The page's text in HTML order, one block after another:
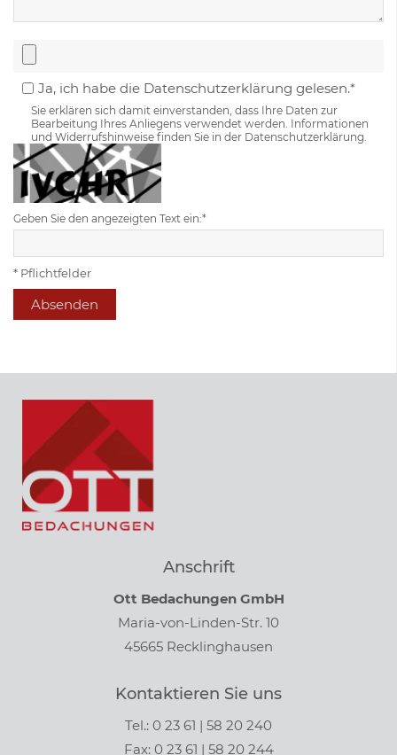
Ja, ich habe die Datenschutzerklärung gelesen.*
Sie erklären sich damit einverstanden, dass Ihre Daten zur
Bearbeitung Ihres Anliegens verwendet werden. Informationen
und Widerrufshinweise finden Sie in der Datenschutzerklärung.
Geben Sie den angezeigten Text ein:*
* Pflichtfelder
Anschrift
Ott Bedachungen GmbH
Maria-von-Linden-Str. 10
45665 Recklinghausen
Kontaktieren Sie uns
Tel.: 0 23 61 | 58 20 240
Fax: 0 23 61 | 58 20 244